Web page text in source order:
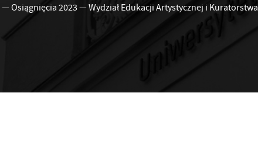
—Osiągnięcia 2023 —Wydział Edukacji Artystycznej i Kuratorstwa